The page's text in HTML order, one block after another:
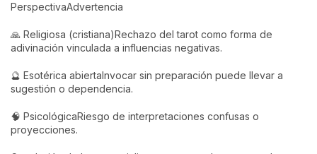
PerspectivaAdvertencia
🙏 Religiosa (cristiana)Rechazo del tarot como forma de
adivinación vinculada a influencias negativas.
🔮 Esotérica abiertaInvocar sin preparación puede llevar a
sugestión o dependencia.
🧠 PsicológicaRiesgo de interpretaciones confusas o
proyecciones.